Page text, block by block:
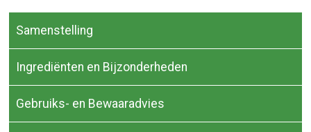
Samenstelling
Ingrediënten en Bijzonderheden
Gebruiks- en Bewaaradvies